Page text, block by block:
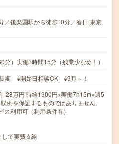
／後楽園駅から徒歩10分／春日(東京
分）実働7時間15分（残業少なめ！）
期 ※開始日相談OK ※9月～！
万円 時給1900円×実働7h15m×週5
例を保証するものではありません。
ス利用可（利用条件有）
て実費支給